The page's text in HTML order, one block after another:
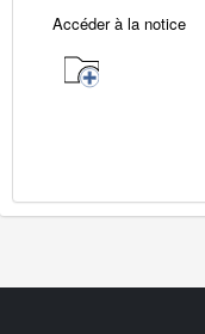
Accéder à la notice